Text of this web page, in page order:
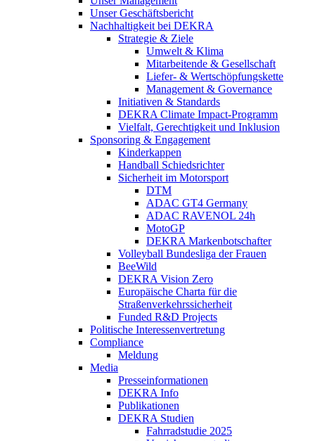
Unser Geschäftsbericht
Nachhaltigkeit bei DEKRA
Strategie & Ziele
Umwelt & Klima
Mitarbeitende & Gesellschaft
Liefer- & Wertschöpfungskette
Management & Governance
Initiativen & Standards
DEKRA Climate Impact-Programm
Vielfalt, Gerechtigkeit und Inklusion​
Sponsoring & Engagement
Kinderkappen
Handball Schiedsrichter
Sicherheit im Motorsport
DTM
ADAC GT4 Germany
ADAC RAVENOL 24h
MotoGP
DEKRA Markenbotschafter
Volleyball Bundesliga der Frauen
BeeWild
DEKRA Vision Zero
Europäische Charta für die
Straßenverkehrssicherheit
Funded R&D Projects
Politische Interessenvertretung
Compliance
Meldung
Media
Presseinformationen
DEKRA Info
Publikationen
DEKRA Studien
Fahrradstudie 2025